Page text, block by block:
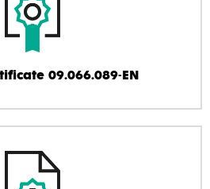
09.066.089-EN